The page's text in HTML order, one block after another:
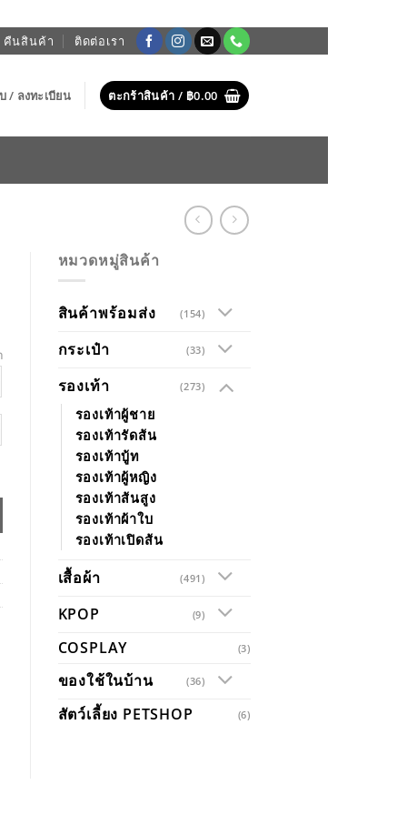
คืนสินค้า ติดต่อเรา
/ ลงทะเบียน ตะกร้าสินค้า / ฿0.00
หมวดหมู่สินค้า
สินค้าพร้อมส่ง (154)
กระเป๋า (33)
รองเท้า (273)
รองเท้าผู้ชาย
รองเท้ารัดส้น
รองเท้าบู้ท
รองเท้าผู้หญิง
รองเท้าส้นสูง
รองเท้าผ้าใบ
รองเท้าเปิดส้น
เสื้อผ้า (491)
KPOP (9)
COSPLAY (3)
ของใช้ในบ้าน (36)
สัตว์เลี้ยง PETSHOP (6)